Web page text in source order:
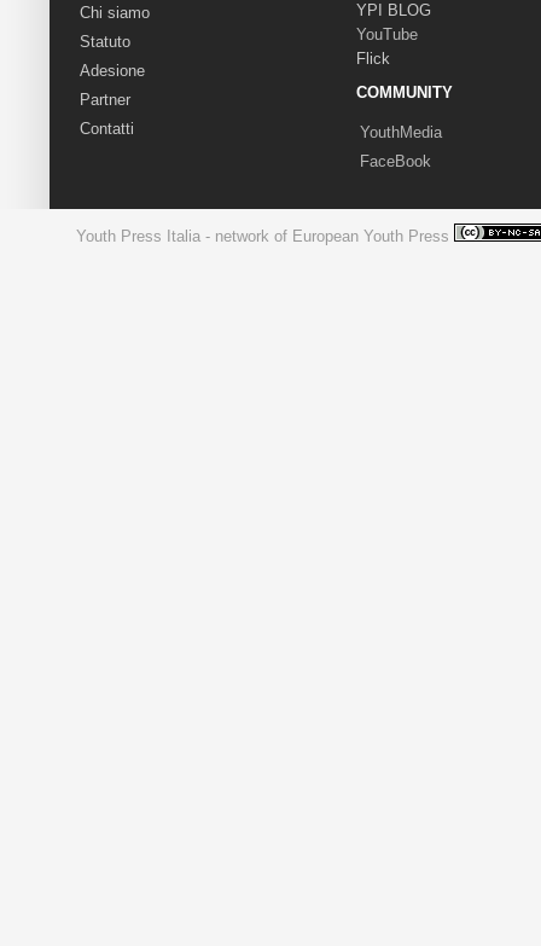
Chi siamo
Statuto
Adesione
Partner
Contatti
YPI BLOG
YouTube
Flick
COMMUNITY
YouthMedia
FaceBook
Youth Press Italia - network of European Youth Press